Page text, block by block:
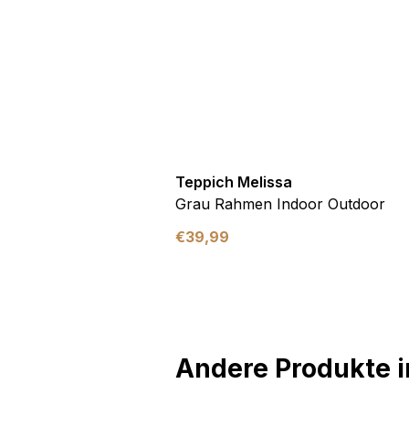
Teppich Melissa
Grau Rahmen Indoor Outdoor
€39,99
Andere Produkte